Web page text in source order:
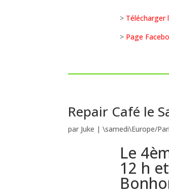
> Télécharger
> Page
Repair Café le
par Juke |\samedi\Europe/
Le
12 h